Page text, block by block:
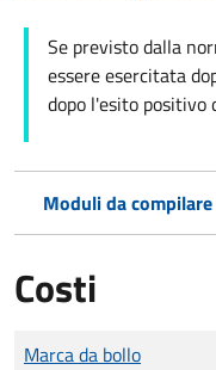
Se previsto dalla
essere esercitata
dopo l'esito positivo
Moduli da
Costi
Tipo di pagamento
Importo
Marca da bollo